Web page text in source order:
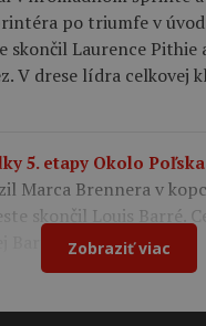
po triumfe v
skončil Laurence
V drese lídra celkovej
5. etapy Okolo Poľska
Marca Brennera v
skončil Louis Barré.
Bart Lemmen.
Zobraziť viac